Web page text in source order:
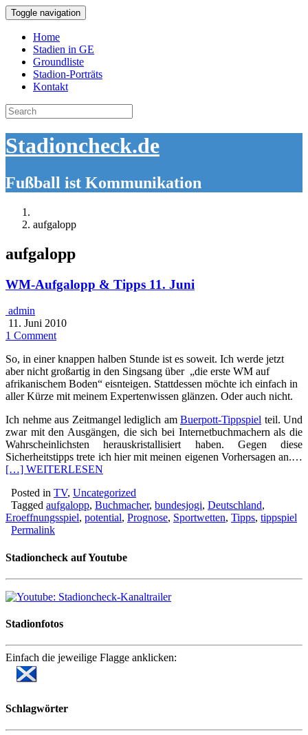
Toggle navigation
Home
Stadien in GE
Groundliste
Stadion-Porträts
Kontakt
Search
for:
Stadioncheck.de
Fußball ist Kommunikation
aufgalopp
aufgalopp
WM-Aufgalopp & Tipps 11. Juni
admin
11. Juni 2010
1 Comment
So, in einer knappen halben Stunde ist es soweit. Ich werde jetzt
aber nicht großartig in den Singsang über „die erste WM auf
afrikanischem Boden“ eisnteigen. Stattdessen möchte ich einfach in
aller Kürze mit meinem Expertenwissen glänzen. Oder auch nicht.
Ich nehme aus Zeitmangel lediglich am Buerpott-Tippspiel teil. Und
zwar mit den Ausgängen, die sich bei Internetbuchmachern als die
Wahrscheinlichsten herauskristallisiert haben. Gegen diese
Sicherheitstipps trete ich hier mit meinen eigenen Vorhersagen an.…
[…] WEITERLESEN
Posted in TV, Uncategorized
Tagged aufgalopp, Buchmacher, bundesjogi, Deutschland,
Eroeffnungsspiel, potential, Prognose, Sportwetten, Tipps, tippspiel
Permalink
Stadioncheck auf Youtube
Stadionfotos
Einfach die jeweilige Flagge anklicken:
Schlagwörter